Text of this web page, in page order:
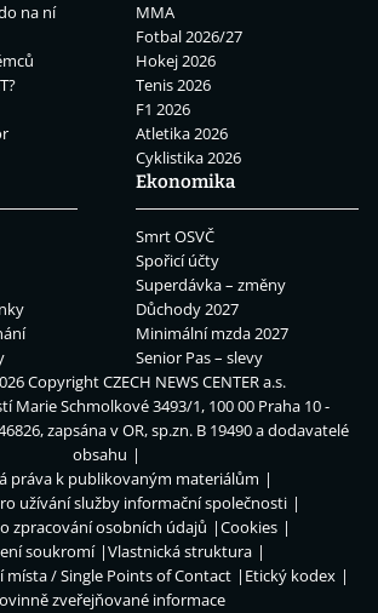
na ní
MMA
Fotbal 2026/27
Hokej 2026
Tenis 2026
F1 2026
Atletika 2026
Cyklistika 2026
Ekonomika
Smrt OSVČ
Spořicí účty
Superdávka – změny
Důchody 2027
Minimální mzda 2027
Senior Pas – slevy
CopyrightCZECH NEWS CENTER a.s.
Marie Schmolkové 3493/1, 100 00 Praha 10 -
zapsána v OR, sp.zn. B 19490 a dodavatelé
obsahu
práva k publikovaným materiálům
užívání služby informační společnosti
zpracování osobních údajů
Cookies
soukromí
Vlastnická struktura
/ Single Points of Contact
Etický kodex
zveřejňované informace